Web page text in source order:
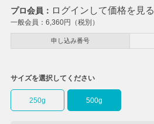
プロ会員： ログインして価格を見る
一般会員： 6,360円（税別）
申し込み番号
サイズを選択してください
250g 500g